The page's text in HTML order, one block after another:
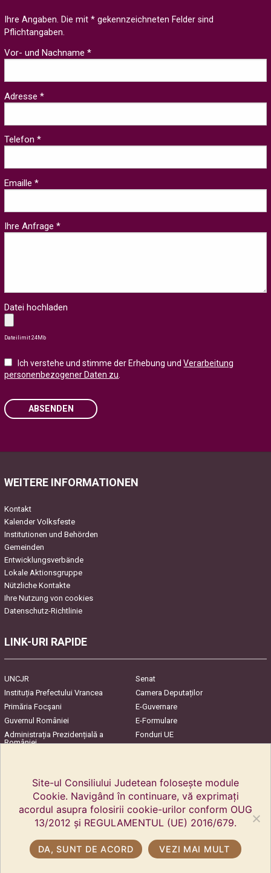
Ihre Angaben. Die mit * gekennzeichneten Felder sind
Pflichtangaben.
Vor- und Nachname *
Adresse *
Telefon *
Emaille *
Ihre Anfrage *
Datei hochladen
Dateilimit 24Mb
Ich verstehe und stimme der Erhebung undVerarbeitung
personenbezogener Daten zu.
ABSENDEN
WEITERE INFORMATIONEN
Kontakt
Kalender Volksfeste
Institutionen und Behörden
Gemeinden
Entwicklungsverbände
Lokale Aktionsgruppe
Nützliche Kontakte
Ihre Nutzung von cookies
Datenschutz-Richtlinie
LINK-URI RAPIDE
UNCJR
Senat
Instituția Prefectului Vrancea
Camera Deputaților
Primăria Focşani
E-Guvernare
Guvernul României
E-Formulare
Administrația Prezidențială a
României
Fonduri UE
Site-ul Consiliului Judetean folosește module
Cookie. Navigând în continuare, vă exprimați
acordul asupra folosirii cookie-urilor conform OUG
13/2012 și REGULAMENTUL (UE) 2016/679.
DA, SUNT DE ACORD VEZI MAI MULT